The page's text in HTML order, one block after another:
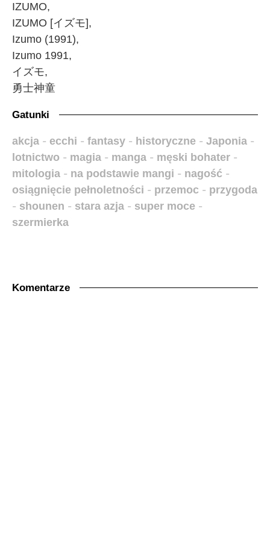
IZUMO,
IZUMO [イズモ],
Izumo (1991),
Izumo 1991,
イズモ,
勇士神童
Gatunki
akcja - ecchi - fantasy - historyczne - Japonia -
lotnictwo - magia - manga - męski bohater -
mitologia - na podstawie mangi - nagość -
osiągnięcie pełnoletności - przemoc - przygoda
- shounen - stara azja - super moce -
szermierka
Komentarze